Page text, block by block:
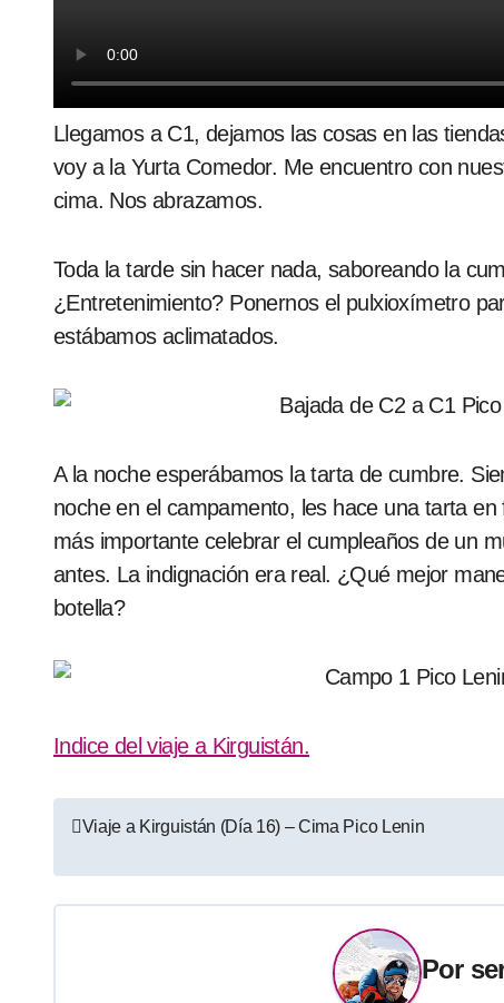
Llegamos a C1, dejamos las cosas en las
voy a la Yurta Comedor. Me encuentro con
cima. Nos abrazamos.
Toda la tarde sin hacer nada, saboreando la
¿Entretenimiento? Ponernos el pulxioxímetro
estábamos aclimatados.
A la noche esperábamos la tarta de cumbre.
noche en el campamento, les hace una tarta
más importante celebrar el cumpleaños de un
antes. La indignación era real. ¿Qué mejor
botella?
Indice del viaje a Kirguistán.
Navegación
de
entradas
Viaje a Kirguistán (Día 16) – Cima Pico Lenin
Por